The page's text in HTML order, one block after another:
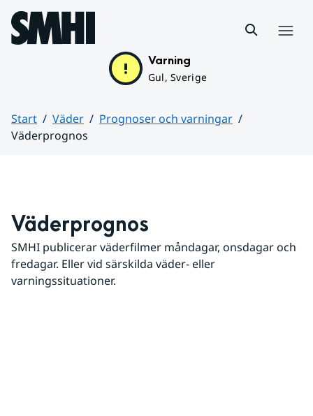
Hoppa till sidans innehåll
Varning
Gul, Sverige
Start Väder
Prognoser och varningar
Väderprognos
Väderprognos
SMHI publicerar väderfilmer måndagar, onsdagar och
fredagar. Eller vid särskilda väder- eller
varningssituationer.